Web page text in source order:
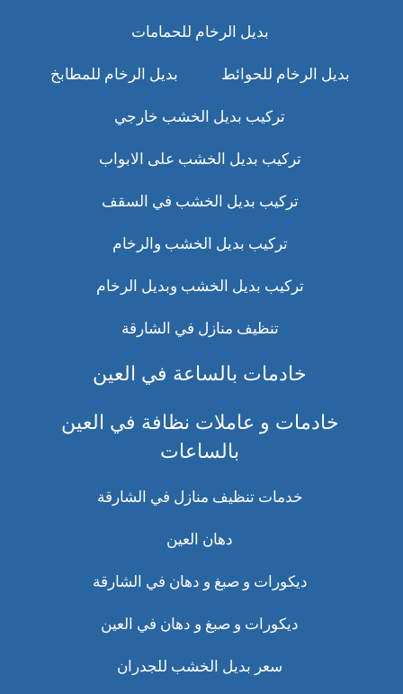
بديل الرخام للحمامات
بديل الرخام للحوائط بديل الرخام للمطابخ
تركيب بديل الخشب خارجي
تركيب بديل الخشب على الابواب
تركيب بديل الخشب في السقف
تركيب بديل الخشب والرخام
تركيب بديل الخشب وبديل الرخام
تنظيف منازل في الشارقة
خادمات بالساعة في العين
خادمات و عاملات نظافة في العين
بالساعات
خدمات تنظيف منازل في الشارقة
دهان العين
ديكورات و صبغ و دهان في الشارقة
ديكورات و صبغ و دهان في العين
سعر بديل الخشب للجدران